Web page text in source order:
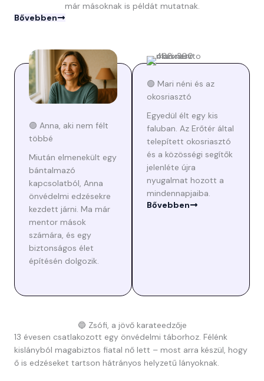
már másoknak is példát mutatnak.
Bővebben
🟣 Anna, aki nem félt
többé
Miután elmenekült egy
bántalmazó
kapcsolatból, Anna
önvédelmi edzésekre
kezdett járni. Ma már
mentor mások
számára, és egy
biztonságos élet
építésén dolgozik.
🟢 Mari néni és az
okosriasztó
Egyedül élt egy kis
faluban. Az Erőtér által
telepített okosriasztó
és a közösségi segítők
jelenléte újra
nyugalmat hozott a
mindennapjaiba.
Bővebben
🔵 Zsófi, a jövő karateedzője
13 évesen csatlakozott egy önvédelmi táborhoz. Félénk
kislányból magabiztos fiatal nő lett – most arra készül, hogy
ő is edzéseket tartson hátrányos helyzetű lányoknak.